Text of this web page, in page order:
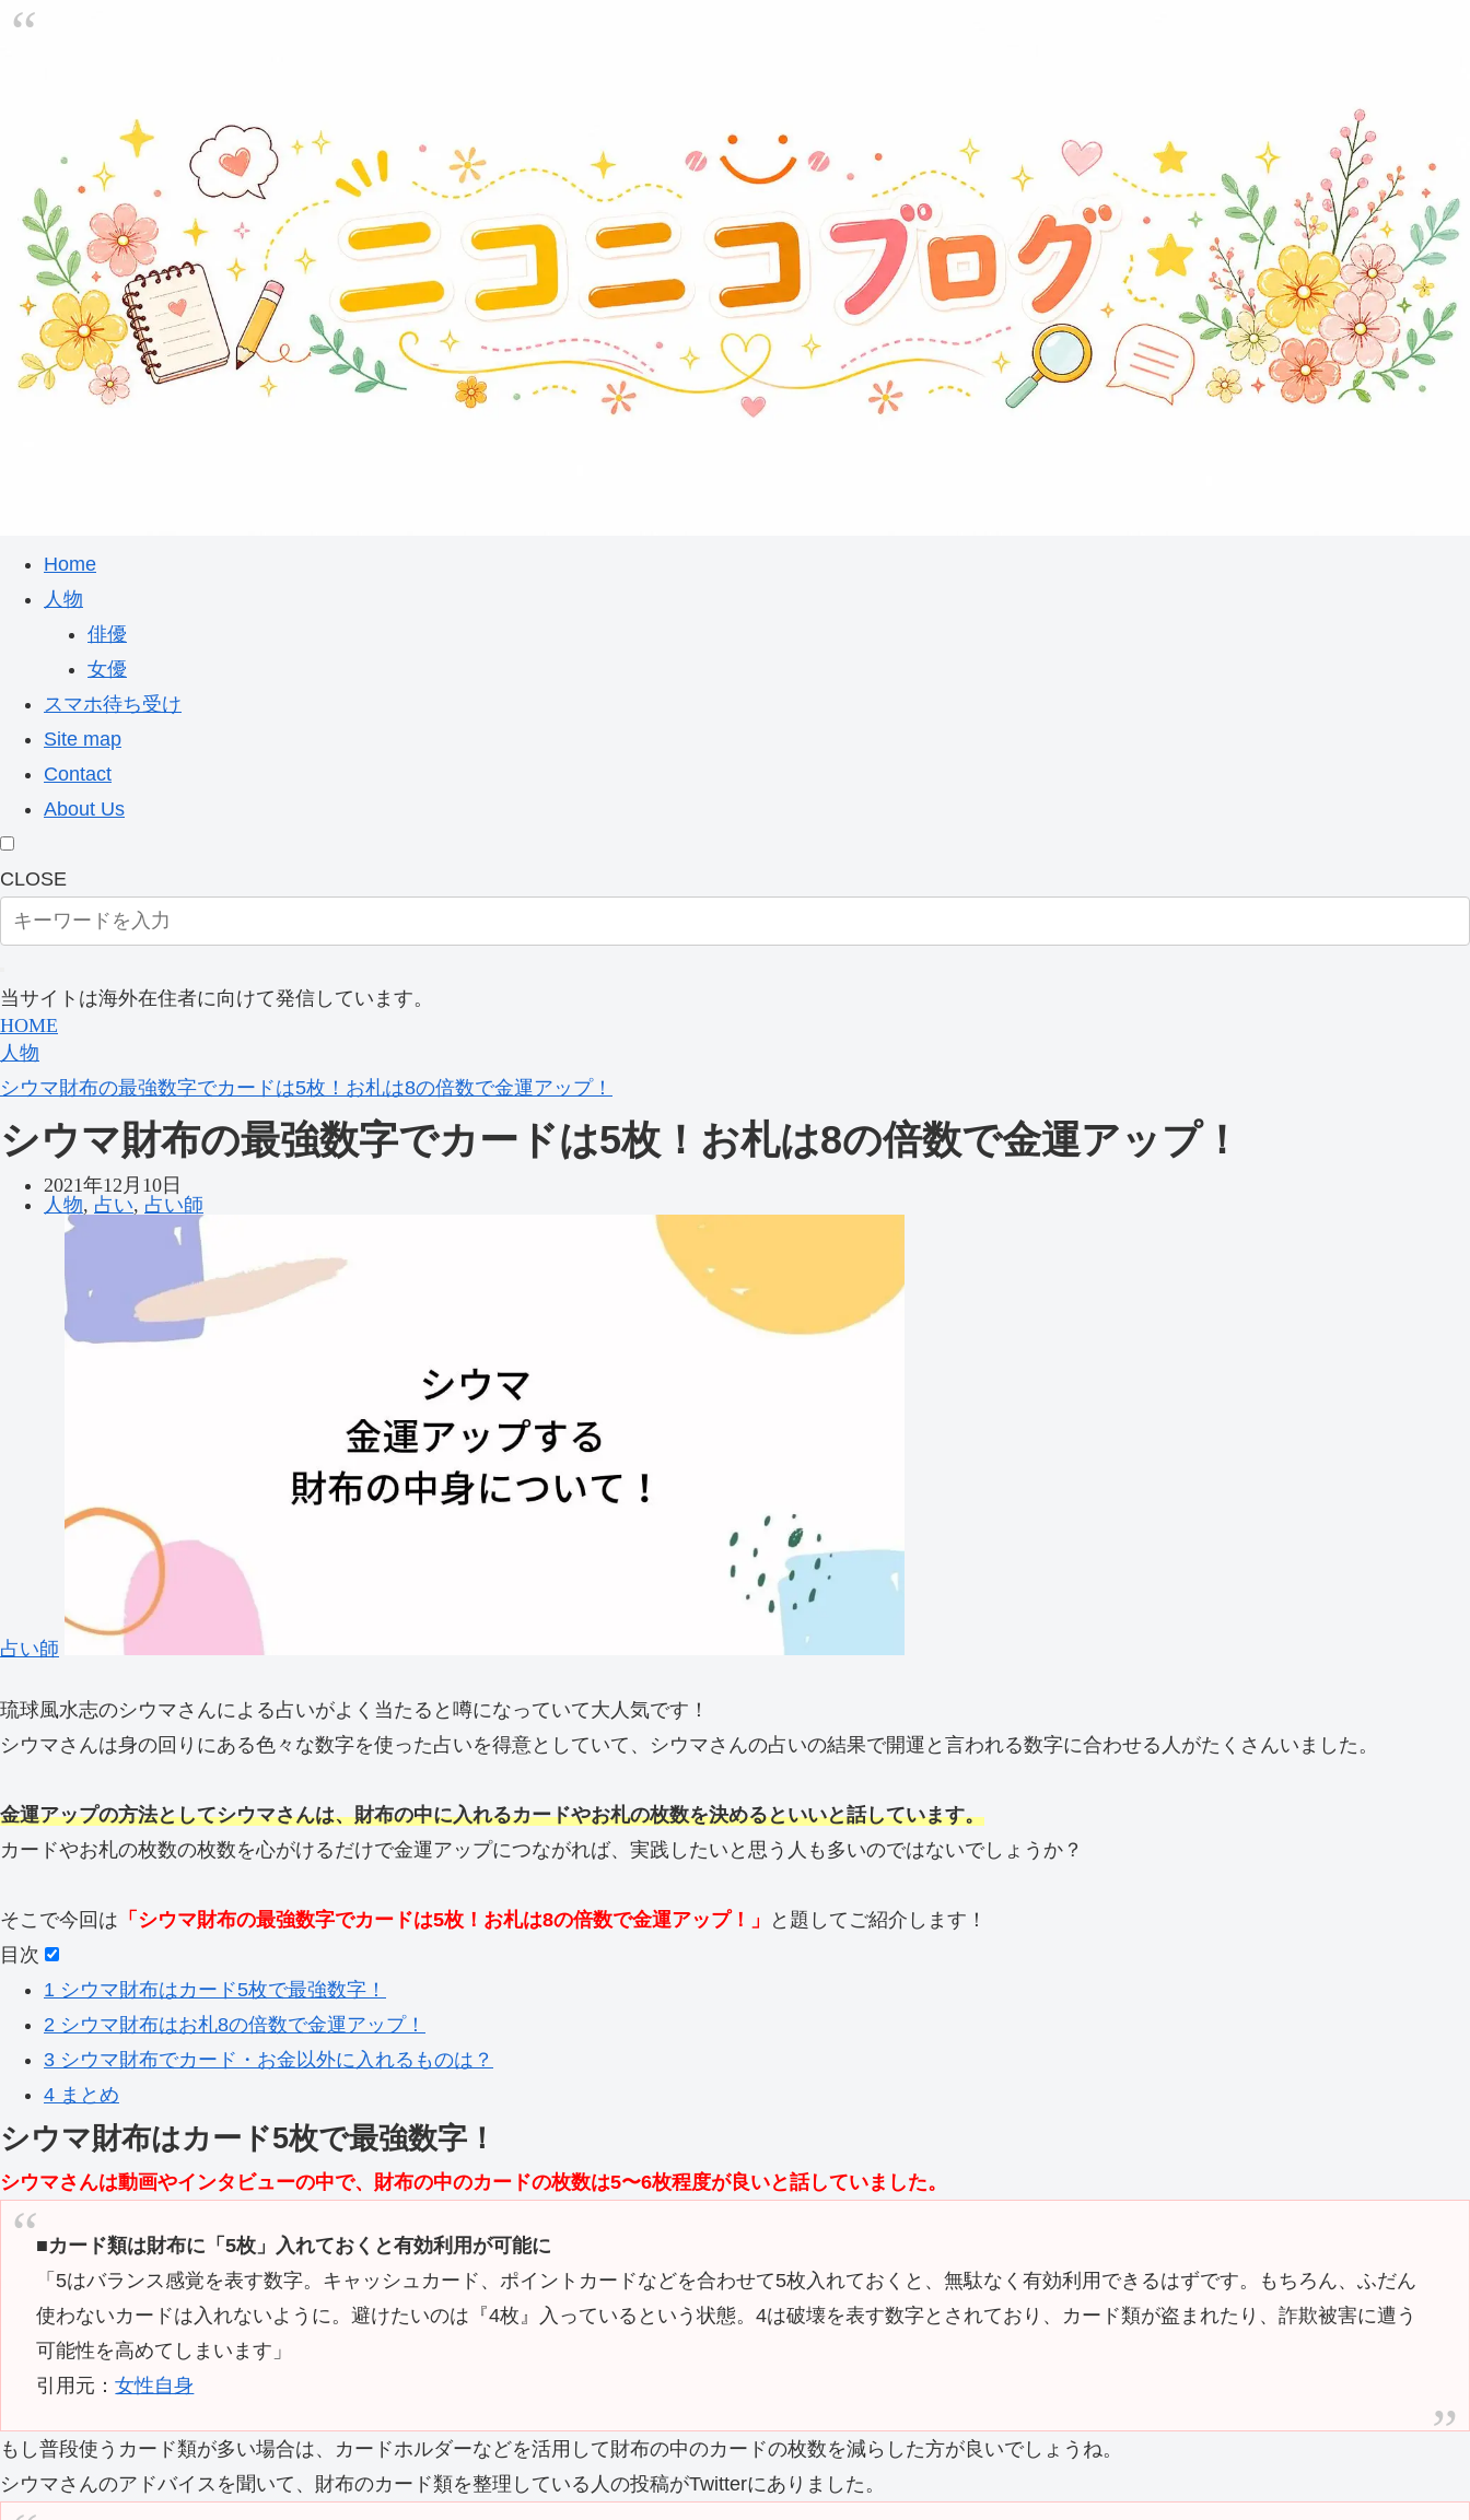
Home
人物
俳優
女優
スマホ待ち受け
Site map
Contact
About Us
CLOSE
当サイトは海外在住者に向けて発信しています。
HOME
人物
シウマ財布の最強数字でカードは5枚！お札は8の倍数で金運アップ！
シウマ財布の最強数字でカードは5枚！お札は8の倍数で金運アップ！
2021年12月10日
人物, 占い, 占い師
占い師
琉球風水志のシウマさんによる占いがよく当たると噂になっていて大人気です！
シウマさんは身の回りにある色々な数字を使った占いを得意としていて、シウマさんの占いの結果で開運と言われる数字に合わせる人がたくさんいました。
金運アップの方法としてシウマさんは、財布の中に入れるカードやお札の枚数を決めるといいと話しています。
カードやお札の枚数の枚数を心がけるだけで金運アップにつながれば、実践したいと思う人も多いのではないでしょうか？
そこで今回は 「シウマ財布の最強数字でカードは5枚！お札は8の倍数で金運アップ！」
と題してご紹介します！
目次
1 シウマ財布はカード5枚で最強数字！
2 シウマ財布はお札8の倍数で金運アップ！
3 シウマ財布でカード・お金以外に入れるものは？
4 まとめ
シウマ財布はカード5枚で最強数字！
シウマさんは動画やインタビューの中で、財布の中のカードの枚数は5〜6枚程度が良いと話していました。
■カード類は財布に「5枚」入れておくと有効利用が可能に
「5はバランス感覚を表す数字。キャッシュカード、ポイントカードなどを合わせて5枚入れておくと、無駄なく有効利用できるはずです。もちろん、ふだん
使わないカードは入れないように。避けたいのは『4枚』入っているという状態。4は破壊を表す数字とされており、カード類が盗まれたり、詐欺被害に遭う
可能性を高めてしまいます」
引用元：女性自身
もし普段使うカード類が多い場合は、カードホルダーなどを活用して財布の中のカードの枚数を減らした方が良いでしょうね。
シウマさんのアドバイスを聞いて、財布のカード類を整理している人の投稿がTwitterにありました。